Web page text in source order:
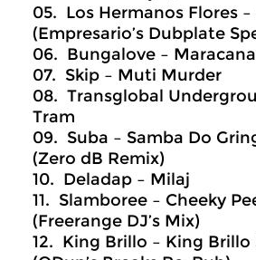
05. Los Hermanos Flores –
(Empresario’s Dubplate
06. Bungalove – Maracana
07. Skip – Muti Murder
08. Transglobal
Tram
09. Suba – Samba Do
(Zero dB Remix)
10. Deladap – Milaj
11. Slamboree – Cheeky
(Freerange DJ’s Mix)
12. King Brillo – King Brillo